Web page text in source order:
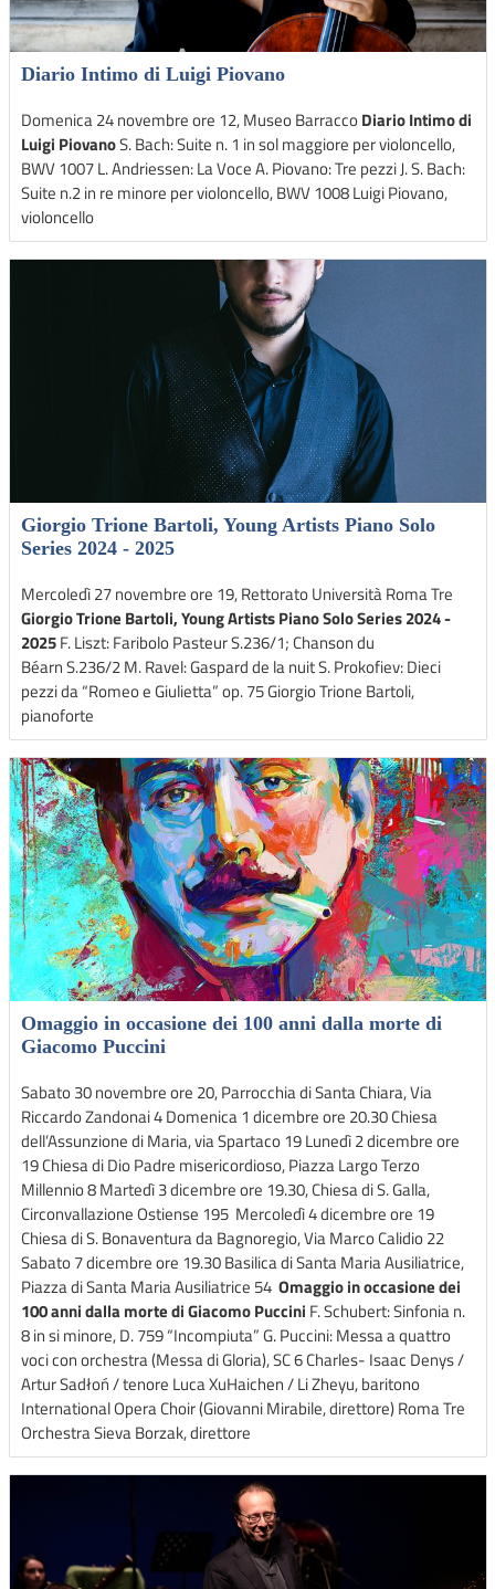
Diario Intimo di Luigi Piovano
Domenica 24 novembre ore 12, Museo BarraccoDiario Intimo di
Luigi PiovanoS. Bach: Suite n. 1 in sol maggiore per violoncello,
BWV 1007 L. Andriessen: La Voce A. Piovano: Tre pezzi J. S. Bach:
Suite n.2 in re minore per violoncello, BWV 1008 Luigi Piovano,
violoncello
Giorgio Trione Bartoli, Young Artists Piano Solo
Series 2024 - 2025
Mercoledì 27 novembre ore 19, Rettorato Università Roma Tre
Giorgio Trione Bartoli, Young Artists Piano Solo Series 2024 -
2025F. Liszt: Faribolo Pasteur S.236/1; Chanson du
Béarn S.236/2 M. Ravel: Gaspard de la nuit S. Prokofiev: Dieci
pezzi da “Romeo e Giulietta” op. 75 Giorgio Trione Bartoli,
pianoforte
Omaggio in occasione dei 100 anni dalla morte di
Giacomo Puccini
Sabato 30 novembre ore 20, Parrocchia di Santa Chiara, Via
Riccardo Zandonai 4 Domenica 1 dicembre ore 20.30 Chiesa
dell’Assunzione di Maria, via Spartaco 19 Lunedì 2 dicembre ore
19 Chiesa di Dio Padre misericordioso, Piazza Largo Terzo
Millennio 8 Martedì 3 dicembre ore 19.30, Chiesa di S. Galla,
Circonvallazione Ostiense 195 Mercoledì 4 dicembre ore 19
Chiesa di S. Bonaventura da Bagnoregio, Via Marco Calidio 22
Sabato 7 dicembre ore 19.30 Basilica di Santa Maria Ausiliatrice,
Piazza di Santa Maria Ausiliatrice 54 Omaggio in occasione dei
100 anni dalla morte di Giacomo Puccini F. Schubert: Sinfonia n.
8 in si minore, D. 759 “Incompiuta” G. Puccini: Messa a quattro
voci con orchestra (Messa di Gloria), SC 6 Charles- Isaac Denys /
Artur Sadłoń / tenore Luca XuHaichen / Li Zheyu, baritono
International Opera Choir (Giovanni Mirabile, direttore) Roma Tre
Orchestra Sieva Borzak, direttore